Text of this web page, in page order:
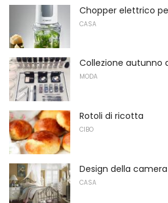
Chopper elettrico
CASA
Collezione autunno
MODA
Rotoli di ricotta
CIBO
Design della
CASA